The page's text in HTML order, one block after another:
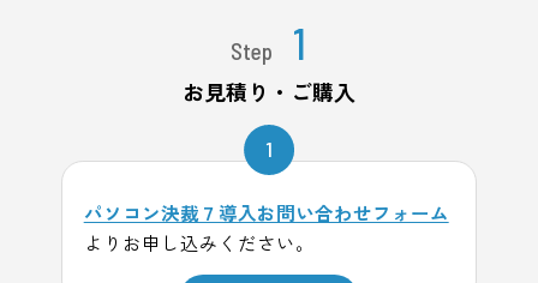
Step 1
お見積り・ご購入
1
パソコン決裁７導入お問い合わせフォーム
よりお申し込みください。